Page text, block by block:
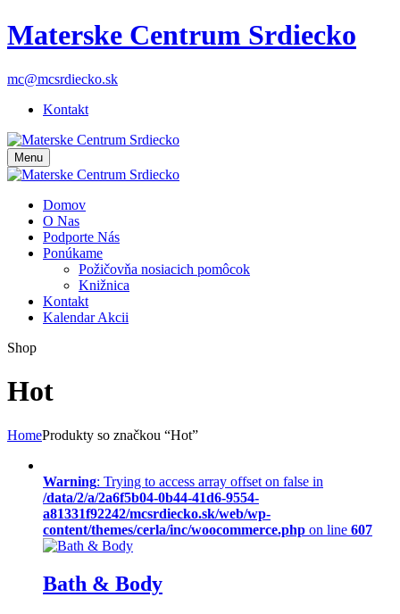
Materske Centrum Srdiecko
mc@mcsrdiecko.sk
Kontakt
Menu
Domov
O Nas
Podporte Nás
Ponúkame
Požičovňa nosiacich pomôcok
Knižnica
Kontakt
Kalendar Akcii
Shop
Hot
HomeProdukty so značkou “Hot”
Warning: Trying to access array offset on false in
/data/2/a/2a6f5b04-0b44-41d6-9554-
a81331f92242/mcsrdiecko.sk/web/wp-
content/themes/cerla/inc/woocommerce.php on line 607
Bath & Body